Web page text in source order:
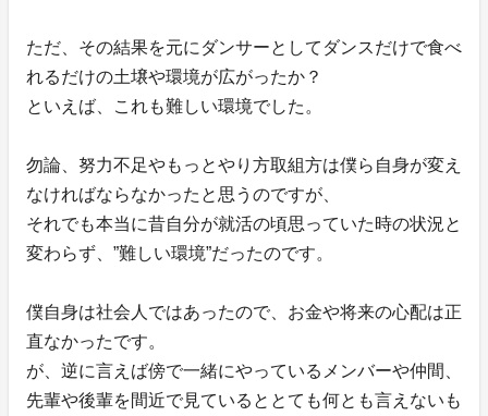
ただ、その結果を元にダンサーとしてダンスだけで食べ
れるだけの土壌や環境が広がったか？
といえば、これも難しい環境でした。
勿論、努力不足やもっとやり方取組方は僕ら自身が変え
なければならなかったと思うのですが、
それでも本当に昔自分が就活の頃思っていた時の状況と
変わらず、”難しい環境”だったのです。
僕自身は社会人ではあったので、お金や将来の心配は正
直なかったです。
が、逆に言えば傍で一緒にやっているメンバーや仲間、
先輩や後輩を間近で見ているととても何とも言えないも